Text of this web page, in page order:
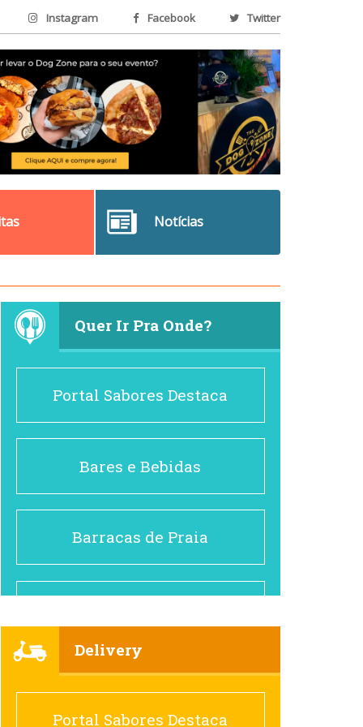
Instagram Facebook Twitter
Notícias
Quer Ir Pra Onde?
Portal Sabores Destaca
Bares e Bebidas
Barracas de Praia
Cafés
Delivery
Portal Sabores Destaca